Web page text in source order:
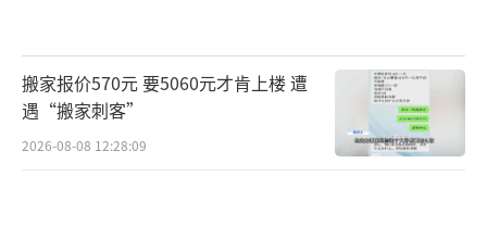
搬家报价570元 要5060元才肯上楼 遭
遇“搬家刺客”
2026-08-08 12:28:09